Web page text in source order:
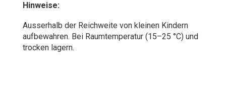
Hinweise:
Ausserhalb der Reichweite von kleinen Kindern
aufbewahren. Bei Raumtemperatur (15–25 °C) und
trocken lagern.